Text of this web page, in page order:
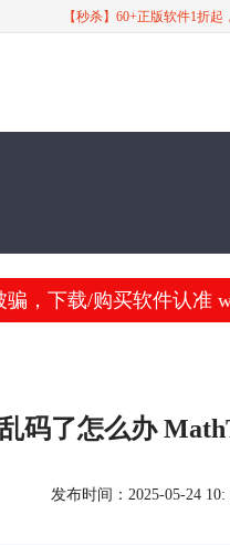
【秒杀】60+正版软件1折起
，下载/购买软件认准
码了怎么办
发布时间：2025-05-24 10: